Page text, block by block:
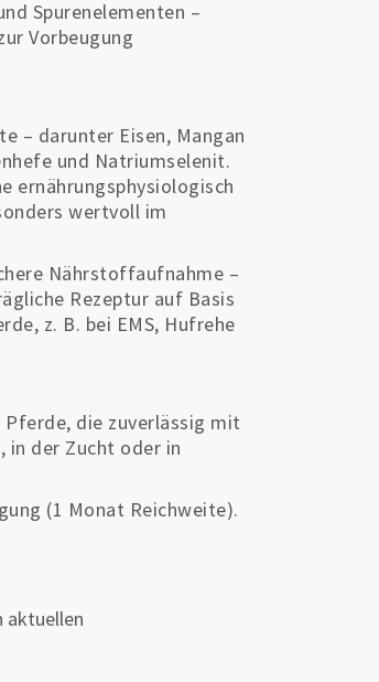
Spurenelementen –
Vorbeugung
– darunter Eisen, Mangan
und Natriumselenit.
ernährungsphysiologisch
wertvoll im
Nährstoffaufnahme –
Rezeptur auf Basis
z. B. bei EMS, Hufrehe
die zuverlässig mit
in der Zucht oder in
(1 Monat Reichweite).
aktuellen